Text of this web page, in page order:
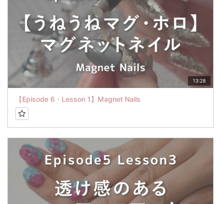
13:28
【Episode 6・Lesson 1】Magnet Nails